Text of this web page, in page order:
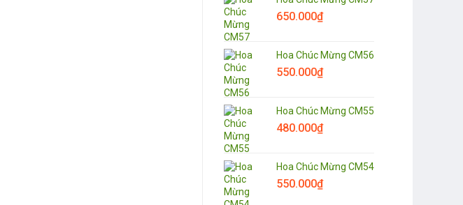
650.000₫
Hoa Chúc Mừng CM56
550.000₫
Hoa Chúc Mừng CM55
480.000₫
Hoa Chúc Mừng CM54
550.000₫